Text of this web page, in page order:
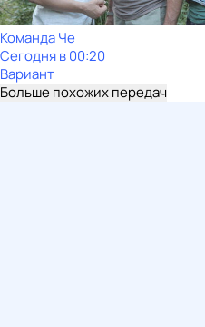
Команда Че
Сегодня в 00:20
Вариант
Больше похожих передач